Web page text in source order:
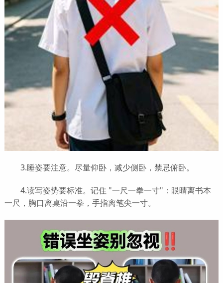
3.睡姿要注意。尽量仰卧，减少侧卧，禁忌俯卧。
4.读写姿势要标准。记住 "一尺一拳一寸"：眼睛离书本
一尺，胸口离桌沿一拳，手指离笔尖一寸。